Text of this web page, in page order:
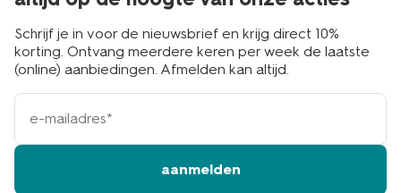
Schrijf je in voor de nieuwsbrief en krijg direct 10%
korting. Ontvang meerdere keren per week de laatste
(online) aanbiedingen. Afmelden kan altijd.
e-
mailadres
aanmelden